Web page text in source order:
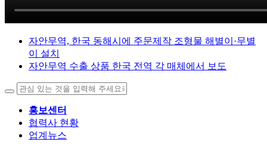
자안무역, 한국 동해시에 주문제작 조형물 해별이·무별
이 설치
자안무역 수출 상품 한국 전역 각 매체에서 보도
홍보센터
협력사 현황
업계뉴스